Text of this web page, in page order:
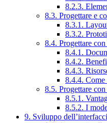
8.2.3.
8.3. Progettare e
8.3.1.
8.3.2.
8.4. Progettare
8.4.1.
8.4.2.
8.4.3.
8.4.4. Come
8.5. Progettare
8.5.1.
8.5.2. I
9. Sviluppo